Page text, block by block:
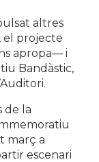
altres
el projecte
apropa— i
Bandàstic,
de la
març a
escenari